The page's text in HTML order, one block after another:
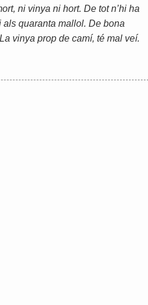
ni vinya ni hort. De tot n’hi ha
quaranta mallol. De bona
vinya prop de camí, té mal veí.